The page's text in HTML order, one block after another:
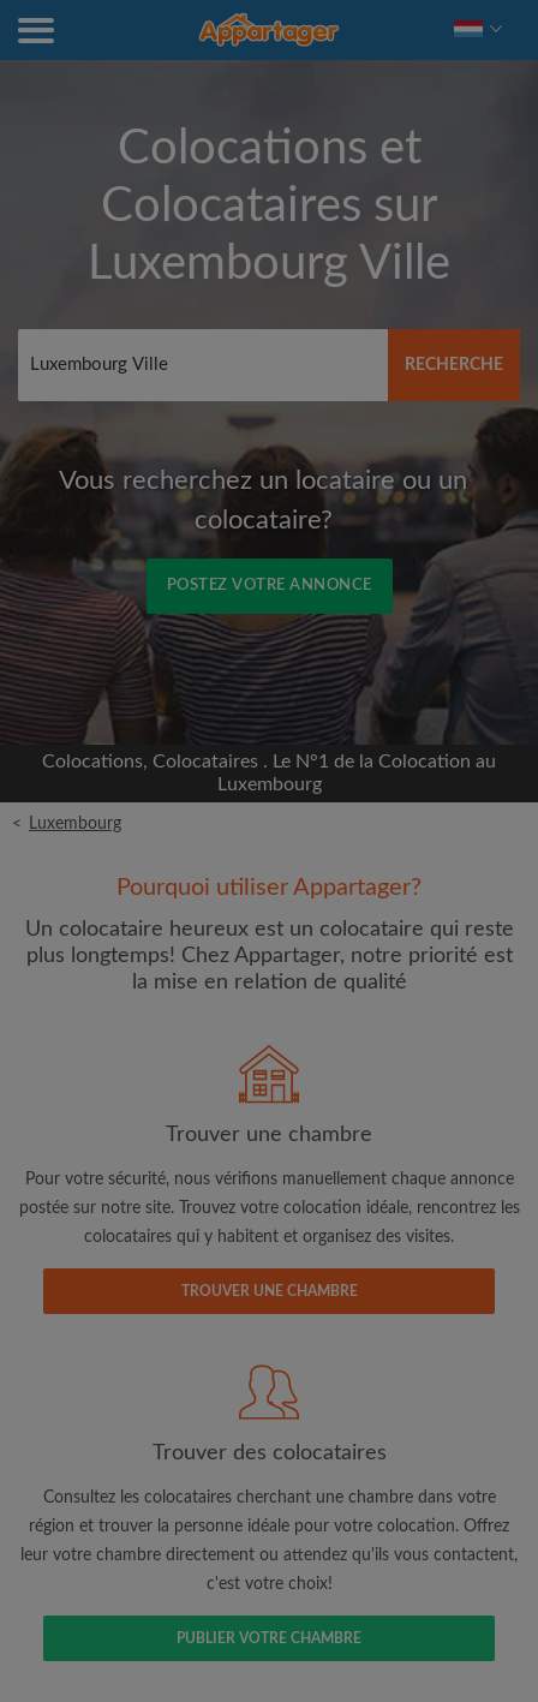
Colocations et
Colocataires sur
Luxembourg Ville
RECHERCHE
Vous recherchez un locataire ou un
colocataire?
POSTEZ VOTRE ANNONCE
Inscrivez-vous avec Facebook
Nous ne publierons jamais sur votre page sans
Prénom
J'ai lu, compris et accepte les
Conditions d'utilisation
et ai pris connaissance de la
CRÉER PROFIL
Je souhaite recevoir des offres exclusives et des mises à
jour du compte par e-mail
Colocations, Colocataires . Le N°1 de la Colocation au
Luxembourg
< Luxembourg
Pourquoi utiliser Appartager?
Un colocataire heureux est un colocataire qui reste
plus longtemps! Chez Appartager, notre priorité est
la mise en relation de qualité
Trouver une chambre
Pour votre sécurité, nous vérifions manuellement chaque annonce
postée sur notre site. Trouvez votre colocation idéale, rencontrez les
colocataires qui y habitent et organisez des visites.
TROUVER UNE CHAMBRE
Trouver des colocataires
Consultez les colocataires cherchant une chambre dans votre
région et trouver la personne idéale pour votre colocation. Offrez
leur votre chambre directement ou attendez qu'ils vous contactent,
c'est votre choix!
PUBLIER VOTRE CHAMBRE